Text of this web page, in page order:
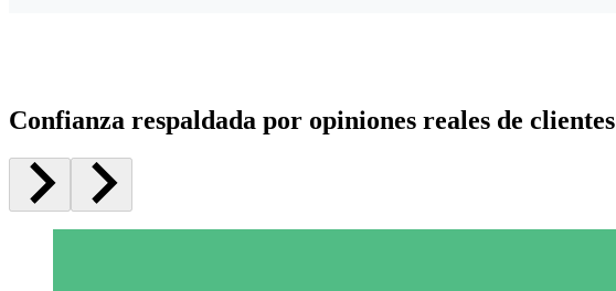
Confianza respaldada por opiniones reales de clientes